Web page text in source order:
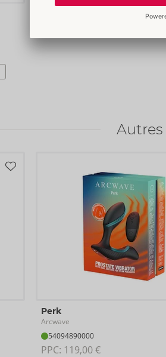
Perk
Arcwave
54094890000
PPC: 119,00 €